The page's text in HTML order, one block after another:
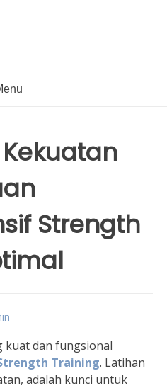
Strength
kuat dan fungsional
Training. Latihan
adalah kunci untuk